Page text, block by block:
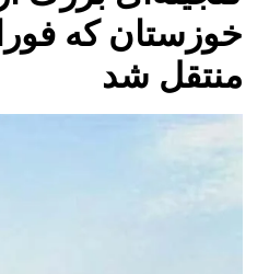
خوزستان که
منتقل شد